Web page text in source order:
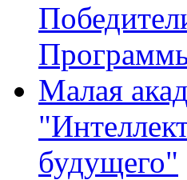
Малая
будущего"